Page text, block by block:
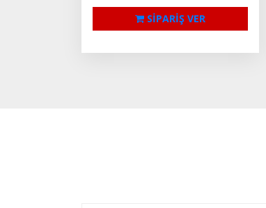
SİPARİŞ VER